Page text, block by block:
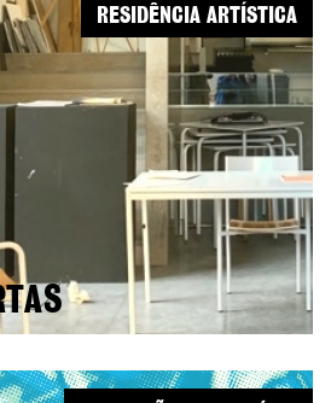
RESIDÊNCIA ARTÍSTICA